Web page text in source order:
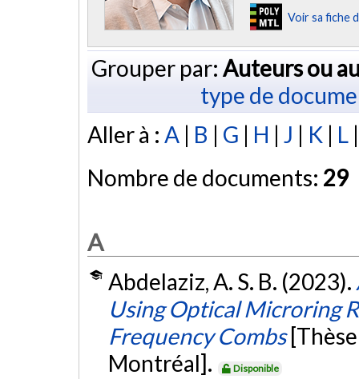
Voir sa fiche
Grouper par: Auteurs ou
type de
Aller à : A | B | G | H | J | K | L
Nombre de documents: 29
A
Abdelaziz, A. S. B. (2023).
Using Optical Microring
Frequency Combs
Montréal].
Disponible